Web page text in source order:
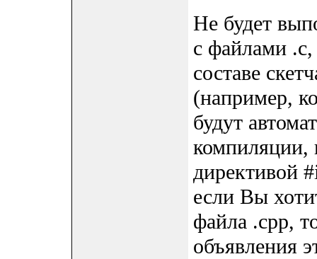
Не будет
с файлами .c,
составе
(например,
будут
компиляции,
директивой
если Вы
файла .cpp,
объявления